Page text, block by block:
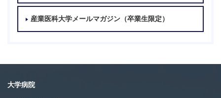
産業医科大学メールマガジン（卒業生限定）
大学病院